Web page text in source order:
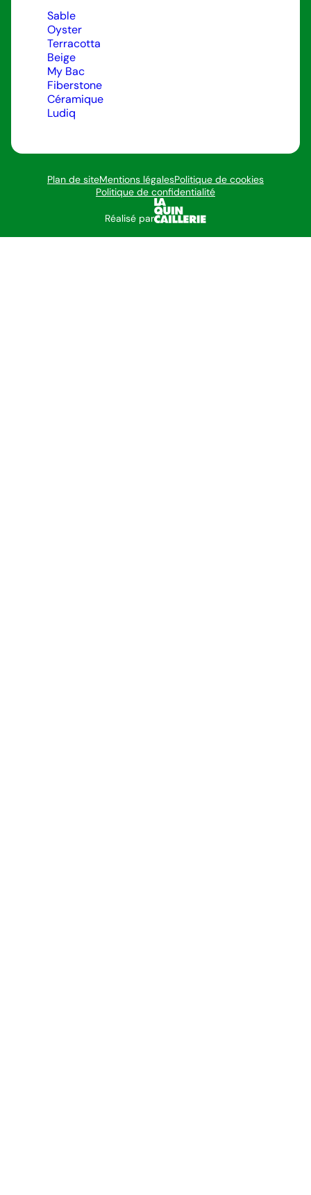
Sable
Oyster
Terracotta
Beige
My Bac
Fiberstone
Céramique
Ludiq
Plan de siteMentions légalesPolitique de cookies
Politique de confidentialité
Réalisé par